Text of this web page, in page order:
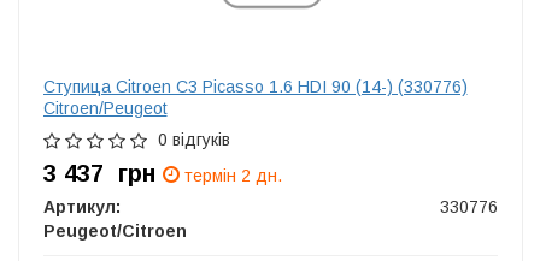
Ступица Citroen C3 Picasso 1.6 HDI 90 (14-) (330776)
Citroen/Peugeot
0 відгуків
3 437 грн
термін 2 дн.
Артикул:
330776
Peugeot/Citroen